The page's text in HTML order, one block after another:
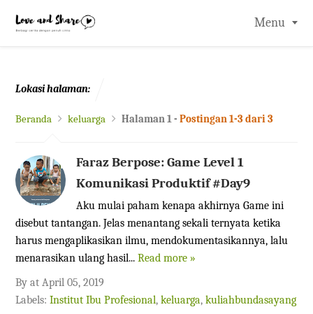
Menu
Lokasi halaman:
Beranda keluarga Halaman 1 -Postingan 1-3 dari 3
Faraz Berpose: Game Level 1
Komunikasi Produktif #Day9
Aku mulai paham kenapa akhirnya Game ini
disebut tantangan. Jelas menantang sekali ternyata ketika
harus mengaplikasikan ilmu, mendokumentasikannya, lalu
menarasikan ulang hasil...Read more »
ByatApril 05, 2019
Labels:Institut Ibu Profesional,keluarga,kuliahbundasayang